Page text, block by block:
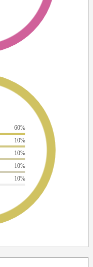
60%
10%
10%
10%
10%